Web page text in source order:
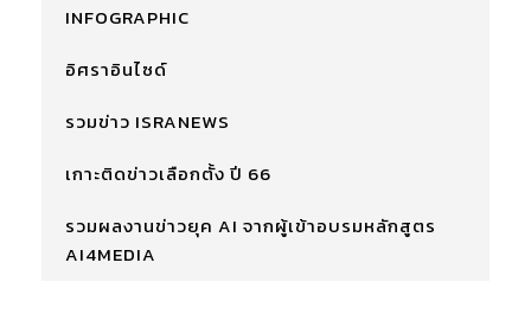
INFOGRAPHIC
อิศราอินไซด์
รวมข่าว ISRANEWS
เกาะติดข่าวเลือกตั้ง ปี 66
รวมผลงานข่าวยุค AI จากผู้เข้าอบรมหลักสูตร
AI4MEDIA